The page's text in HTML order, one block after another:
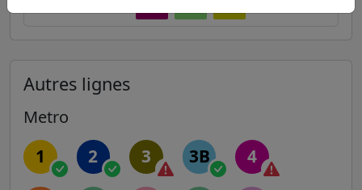
Autres lignes
Metro
1 2 3 3B 4